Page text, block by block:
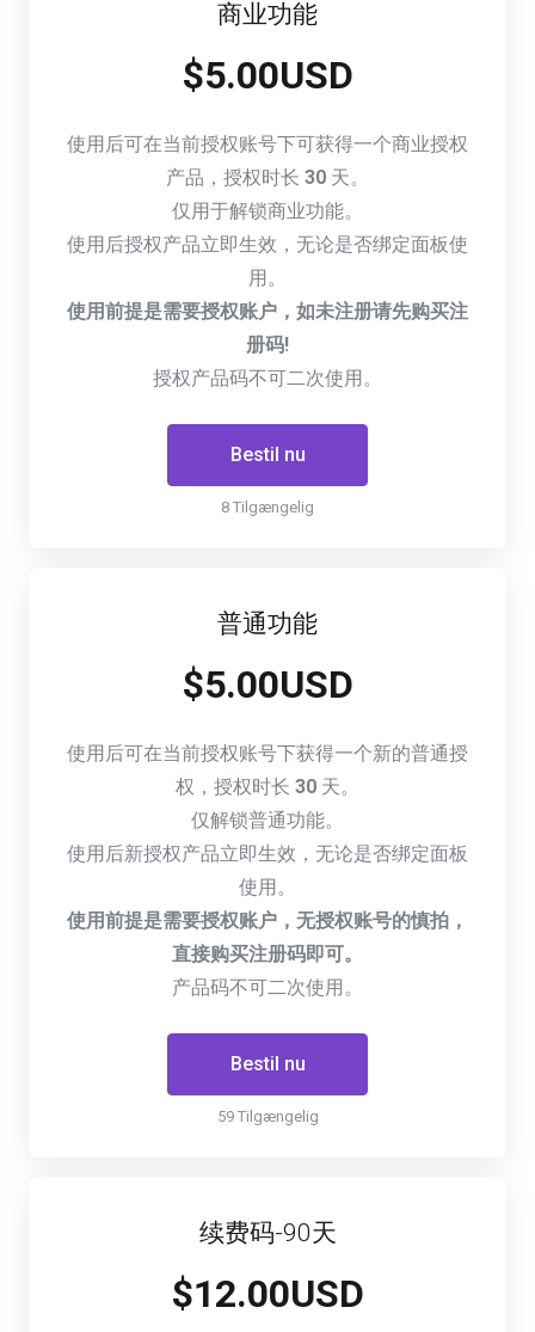
商业功能
$5.00USD
使用后可在当前授权账号下可获得一个商业授权
产品，授权时长 30 天。
仅用于解锁商业功能。
使用后授权产品立即生效，无论是否绑定面板使
用。
使用前提是需要授权账户，如未注册请先购买注
册码!
授权产品码不可二次使用。
Bestil nu
8 Tilgængelig
普通功能
$5.00USD
使用后可在当前授权账号下获得一个新的普通授
权，授权时长 30 天。
仅解锁普通功能。
使用后新授权产品立即生效，无论是否绑定面板
使用。
使用前提是需要授权账户，无授权账号的慎拍，
直接购买注册码即可。
产品码不可二次使用。
Bestil nu
59 Tilgængelig
续费码-90天
$12.00USD